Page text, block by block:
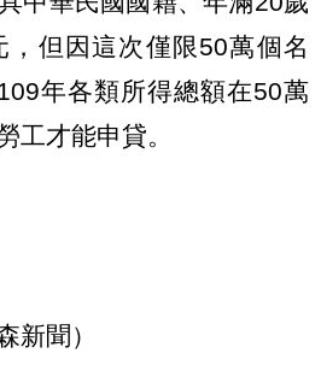
，但因這次僅限50萬個名
年各類所得總額在50萬
工才能申貸。
新聞）